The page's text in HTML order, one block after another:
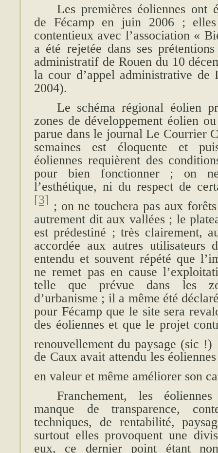
Les premières éoliennes ont
de Fécamp en juin 2006 ;
contentieux avec l’association «
a été rejetée dans ses
administratif de Rouen du 10
la cour d’appel administrative de
2004).
Le schéma régional éolien
zones de développement éolien
parue dans le journal Le Courrier
semaines est éloquente et
éoliennes requièrent des
pour bien fonctionner ; on
l’esthétique, ni du respect de
[3] ; on ne touchera pas aux
autrement dit aux vallées ; le
est prédestiné ; très clairement,
accordée aux autres utilisateurs
entendu et souvent répété que
ne remet pas en cause
telle que prévue dans les
d’urbanisme ; il a même été
pour Fécamp que le site sera
des éoliennes et que le projet
renouvellement du paysage (sic !)
de Caux avait attendu les
en valeur et même améliorer son
Franchement, les
manque de transparence,
techniques, de rentabilité,
surtout elles provoquent une
eux, ce dernier point étant